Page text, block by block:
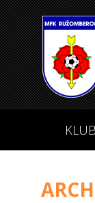
KLUB